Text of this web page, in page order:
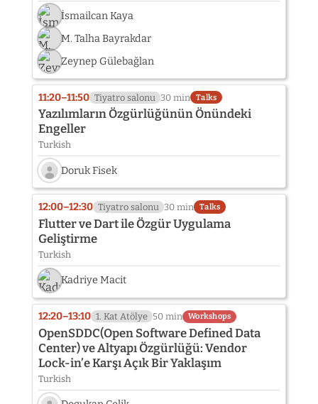
İsmailcan Kaya
M. Talha Bayrakdar
Zeynep Gülebağlan
11:20–11:50 Tiyatro salonu 30 min Talks
Yazılımların Özgürlüğünün Önündeki
Engeller
Turkish
Speaker
photo
not
provided
yet:
Doruk
Fisek
Doruk Fisek
12:00–12:30 Tiyatro salonu 30 min Talks
Flutter ve Dart ile Özgür Uygulama
Geliştirme
Turkish
Kadriye Macit
12:20–13:10 1. Kat Atölye 50 min Workshops
OpenSDDC(Open Software Defined Data
Center) ve Altyapı Özgürlüğü: Vendor
Lock-in’e Karşı Açık Bir Yaklaşım
Turkish